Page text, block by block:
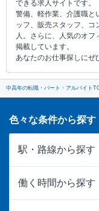
できる求人サイトです。
警備、軽作業、介護職と
ッフ、販売スタッフ、
人。さらに、人気のオフ
掲載しています。
あなたのお仕事探しにぜ
中高年の転職・パート・アルバイト
色々な条件から探す
駅・路線から探す
働く時間から探す